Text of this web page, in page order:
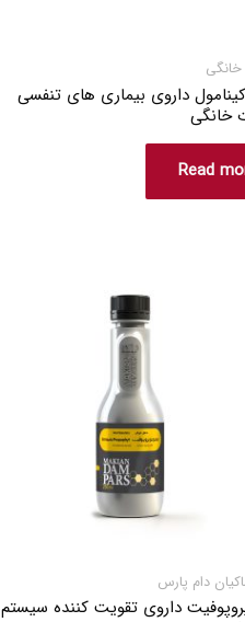
خانگی
داروی بیماری های تنفسی
خانگی
Read
دام پارس
داروی تقویت کننده سیستم